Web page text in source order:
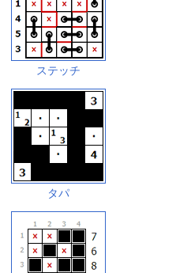
ステッチ
タパ